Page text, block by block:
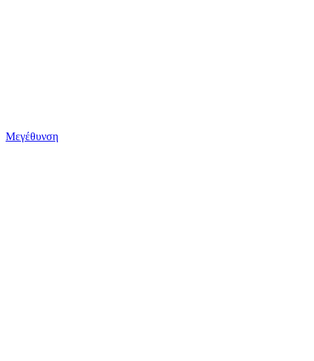
Μεγέθυνση